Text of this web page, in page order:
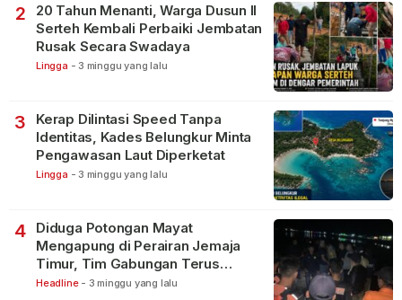
2
20 Tahun Menanti, Warga Dusun II
Serteh Kembali Perbaiki Jembatan
Rusak Secara Swadaya
Lingga - 3 minggu yang lalu
3
Kerap Dilintasi Speed Tanpa
Identitas, Kades Belungkur Minta
Pengawasan Laut Diperketat
Lingga - 3 minggu yang lalu
4
Diduga Potongan Mayat
Mengapung di Perairan Jemaja
Timur, Tim Gabungan Terus
Lakukan Pencarian
Headline - 3 minggu yang lalu